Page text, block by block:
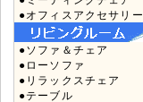
●オフィスアクセサリー
●ソファ＆チェア
●ローソファ
●リラックスチェア
●テーブル